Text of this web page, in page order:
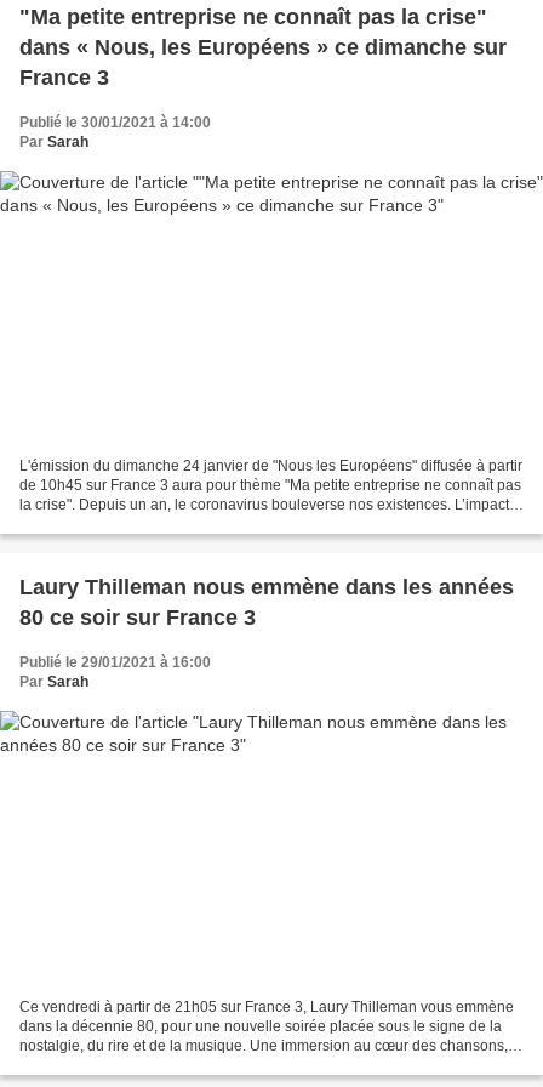
"Ma petite entreprise ne connaît pas la crise"
dans « Nous, les Européens » ce dimanche sur
France 3
Publié le 30/01/2021 à 14:00
Par Sarah
L'émission du dimanche 24 janvier de "Nous les Européens" diffusée à partir
de 10h45 sur France 3 aura pour thème "Ma petite entreprise ne connaît pas
la crise". Depuis un an, le coronavirus bouleverse nos existences. L’impact
Laury Thilleman nous emmène dans les années
80 ce soir sur France 3
Publié le 29/01/2021 à 16:00
Par Sarah
Ce vendredi à partir de 21h05 sur France 3, Laury Thilleman vous emmène
dans la décennie 80, pour une nouvelle soirée placée sous le signe de la
nostalgie, du rire et de la musique. Une immersion au cœur des chansons,